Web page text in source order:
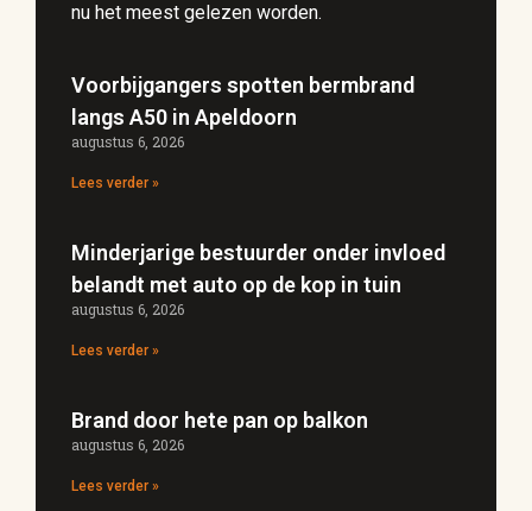
nu het meest gelezen worden.
Voorbijgangers spotten bermbrand
langs A50 in Apeldoorn
augustus 6, 2026
Lees verder »
Minderjarige bestuurder onder invloed
belandt met auto op de kop in tuin
augustus 6, 2026
Lees verder »
Brand door hete pan op balkon
augustus 6, 2026
Lees verder »